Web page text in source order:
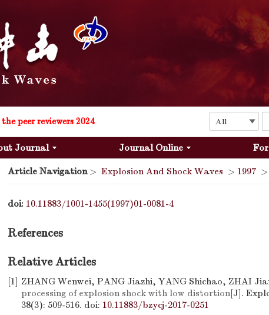
peer reviewers 2024
The list of the first youth editorial board members of "Explosion and Shock Waves"
peer reviewers 2024
Journal Journal Online
Article Navigation> Explosion And Shock Waves > 1997 >
doi: 10.11883/1001-1455(1997)01-0081-4
References
Relative Articles
[1] ZHANG Wenwei, PANG Jiazhi, YANG Shichao, ZHAI
processing of explosion shock with low distortion[J].
38(3): 509-516. doi: 10.11883/bzycj-2017-0251